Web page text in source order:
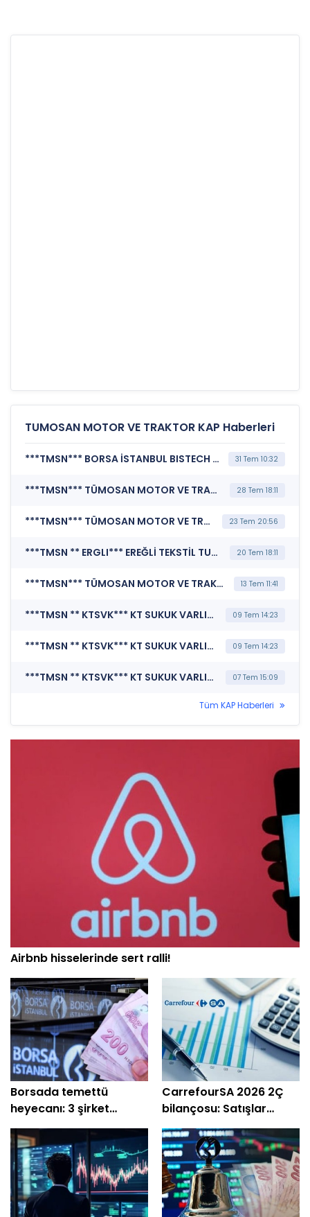
TUMOSAN MOTOR VE TRAKTOR KAP Haberleri
***TMSN*** BORSA İSTANBUL BISTECH DEVRE KESİCİ UYGULAMASI (Pay Bazında Devre Kesici Bildirimi) 31 Tem 10:32
***TMSN*** TÜMOSAN MOTOR VE TRAKTÖR SANAYİ A.Ş. (Özel Durum Açıklaması (Genel)) 28 Tem 18:11
***TMSN*** TÜMOSAN MOTOR VE TRAKTÖR SANAYİ A.Ş. (Özel Durum Açıklaması (Genel)) 23 Tem 20:56
***TMSN ** ERGLI*** EREĞLİ TEKSTİL TURİZM SANAYİ VE TİCARET A.Ş. (Özel Durum Açıklaması (Genel)) 20 Tem 18:11
***TMSN*** TÜMOSAN MOTOR VE TRAKTÖR SANAYİ A.Ş. (Özel Durum Açıklaması (Genel)) 13 Tem 11:41
***TMSN ** KTSVK*** KT SUKUK VARLIK KİRALAMA A.Ş. (Pay Dışında Sermaye Piyasası Aracı İşlemlerine İlişkin Bildirim (Faizsiz)) 09 Tem 14:23
***TMSN ** KTSVK*** KT SUKUK VARLIK KİRALAMA A.Ş. (Pay Dışında Sermaye Piyasası Aracı İşlemlerine İlişkin Bildirim (Faizsiz)) 09 Tem 14:23
***TMSN ** KTSVK*** KT SUKUK VARLIK KİRALAMA A.Ş. (İhraç Tavanına İlişkin Bildirim) 07 Tem 15:09
Tüm KAP Haberleri
Airbnb hisselerinde sert ralli!
Borsada temettü
heyecanı: 3 şirket
ödeme yapacak
CarrefourSA 2026 2Ç
bilançosu: Satışlar
geriledi, zarar açıklandı